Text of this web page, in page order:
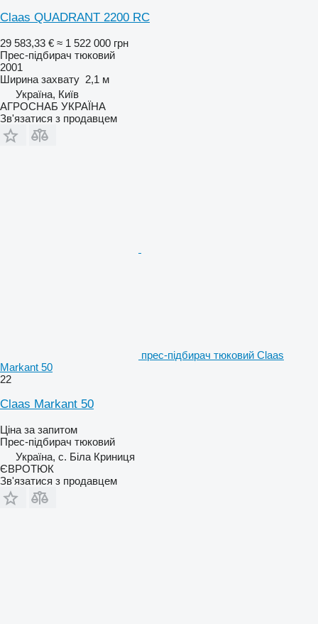
Claas QUADRANT 2200 RC
29 583,33 € ≈ 1 522 000 грн
Прес-підбирач тюковий
2001
Ширина захвату 2,1 м
Україна, Київ
АГРОСНАБ УКРАЇНА
Зв'язатися з продавцем
прес-підбирач тюковий Claas
Markant 50
22
Claas Markant 50
Ціна за запитом
Прес-підбирач тюковий
Україна, с. Біла Криниця
ЄВРОТЮК
Зв'язатися з продавцем